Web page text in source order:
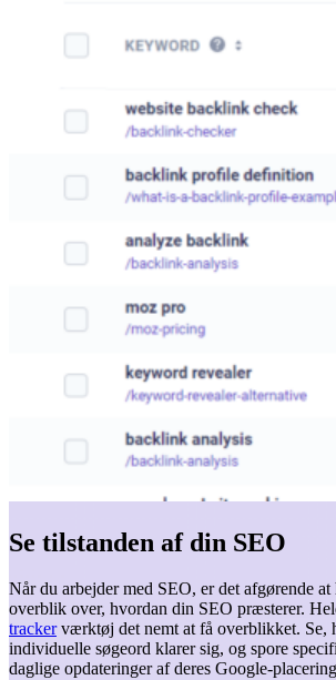
Se tilstanden af din SEO
Når du arbejder med SEO, er det afgørende at
overblik over, hvordan din SEO præsterer.
trackerværktøj det nemt at få overblikket. Se,
individuelle søgeord klarer sig, og spore
daglige opdateringer af deres Google-